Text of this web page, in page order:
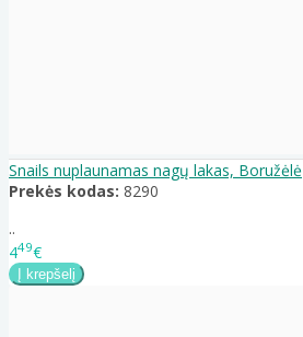
Snails nuplaunamas nagų lakas, Boružėlė
Prekės kodas: 8290
..
449€